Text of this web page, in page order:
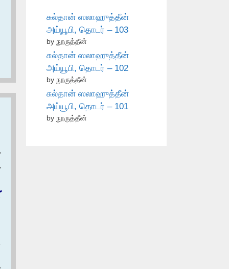
சுல்தான் ஸலாஹுத்தீன்
அய்யூபி, தொடர் – 103
by நூருத்தீன்
சுல்தான் ஸலாஹுத்தீன்
அய்யூபி, தொடர் – 102
by நூருத்தீன்
சுல்தான் ஸலாஹுத்தீன்
அய்யூபி, தொடர் – 101
by நூருத்தீன்